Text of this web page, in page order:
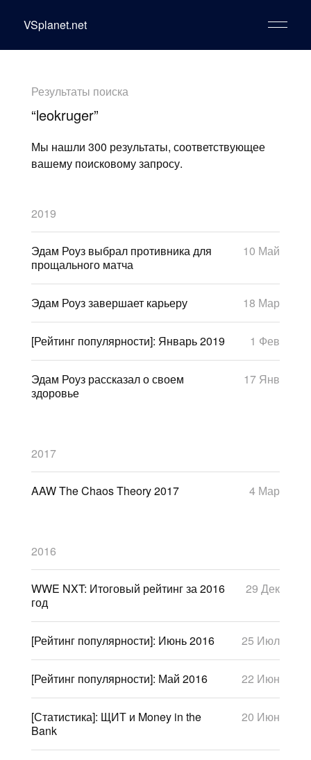
VSplanet.net
Результаты поиска
“leokruger”
Мы нашли 300 результаты, соответствующее
вашему поисковому запросу.
2019
Эдам Роуз выбрал противника для
прощального матча
10 Май
Эдам Роуз завершает карьеру 18 Мар
[Рейтинг популярности]: Январь 2019 1 Фев
Эдам Роуз рассказал о своем
здоровье
17 Янв
2017
AAW The Chaos Theory 2017 4 Мар
2016
WWE NXT: Итоговый рейтинг за 2016
год
29 Дек
[Рейтинг популярности]: Июнь 2016 25 Июл
[Рейтинг популярности]: Май 2016 22 Июн
[Статистика]: ЩИТ и Money in the
Bank
20 Июн